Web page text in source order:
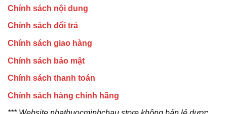
Chính sách nội dung
Chính sách đổi trả
Chính sách giao hàng
Chính sách bảo mật
Chính sách thanh toán
Chính sách hàng chính hãng